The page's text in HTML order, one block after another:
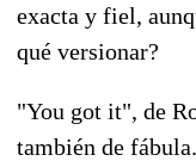
exacta y fiel,
qué versionar?
"You got it", de
también de